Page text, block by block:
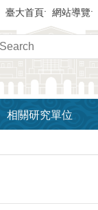
臺大首頁 網站導覽
相關研究單位